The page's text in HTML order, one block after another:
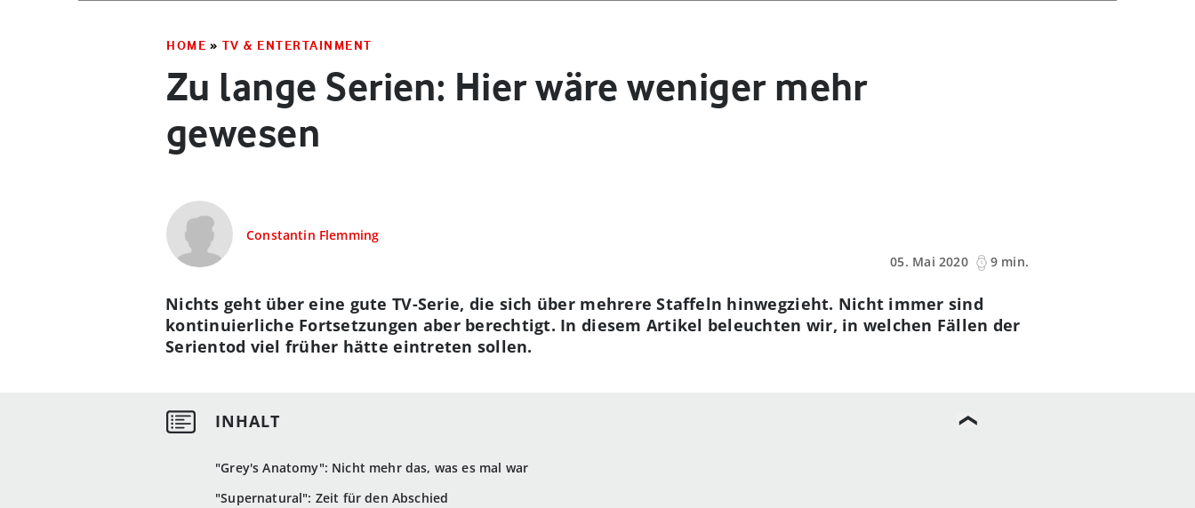
HOME » TV & ENTERTAINMENT
Zu lange Serien: Hier wäre weniger mehr
gewesen
Constantin Flemming
05. Mai 2020
9 min.
"Grey's Anatomy": Nicht mehr das, was es mal war
"Supernatural": Zeit für den Abschied
Nichts geht über eine gute TV-Serie, die sich über mehrere Staffeln hinwegzieht. Nicht immer sind
kontinuierliche Fortsetzungen aber berechtigt. In diesem Artikel beleuchten wir, in welchen Fällen der
Serientod viel früher hätte eintreten sollen.